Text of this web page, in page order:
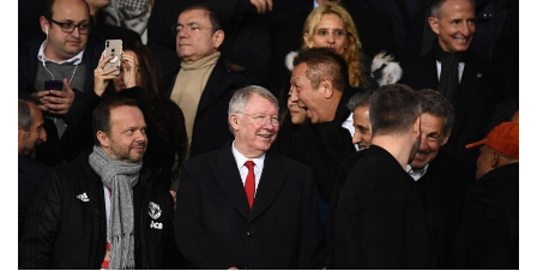
Auszahlungsleitfaden: Schritt-für-Schritt-
Anleitung zum Auszahlen
Ferguson
Tersandung
Kasus
Suap
saat